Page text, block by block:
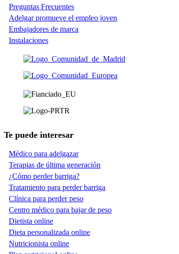
Preguntas Frecuentes
Adelgar promueve el empleo joven
Embajadores de marca
Instalaciones
Te puede interesar
Médico para adelgazar
Terapias de última generación
¿Cómo perder barriga?
Tratamiento para perder barriga
Clínica para perder peso
Centro médico para bajar de peso
Dietista online
Dieta personalizada online
Nutricionista online